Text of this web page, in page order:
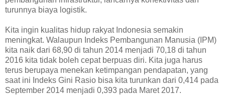
turunnya biaya logistik.
Kita ingin kualitas hidup rakyat Indonesia semakin
meningkat. Walaupun Indeks Pembangunan Manusia (IPM)
kita naik dari 68,90 di tahun 2014 menjadi 70,18 di tahun
2016 kita tidak boleh cepat berpuas diri. Kita juga harus
terus berupaya menekan ketimpangan pendapatan, yang
saat ini Indeks Gini Rasio bisa kita turunkan dari 0,414 pada
September 2014 menjadi 0,393 pada Maret 2017.